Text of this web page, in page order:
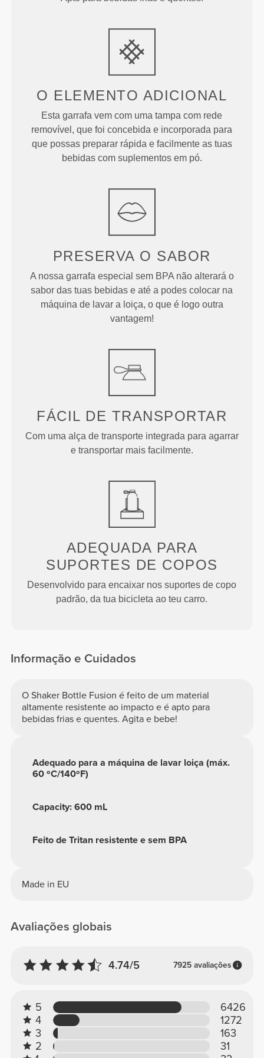
O ELEMENTO ADICIONAL
Esta garrafa vem com uma tampa com rede
removível, que foi concebida e incorporada para
que possas preparar rápida e facilmente as tuas
bebidas com suplementos em pó.
PRESERVA O SABOR
A nossa garrafa especial sem BPA não alterará o
sabor das tuas bebidas e até a podes colocar na
máquina de lavar a loiça, o que é logo outra
vantagem!
FÁCIL DE TRANSPORTAR
Com uma alça de transporte integrada para agarrar
e transportar mais facilmente.
ADEQUADA PARA
SUPORTES DE COPOS
Desenvolvido para encaixar nos suportes de copo
padrão, da tua bicicleta ao teu carro.
Informação e Cuidados
O Shaker Bottle Fusion é feito de um material
altamente resistente ao impacto e é apto para
bebidas frias e quentes. Agita e bebe!
Feito de Tritan resistente e sem BPA
Capacity: 600 mL
Adequado para a máquina de lavar loiça (máx.
60 ºC/140ºF)
Made in EU
Avaliações globais
4.74/5 7925 avaliações
5
6426
4
1272
3
163
2
31